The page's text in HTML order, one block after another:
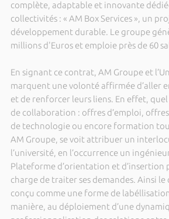
complète, adaptable et innovante
collectivités : « AM Box Services », un
développement durable. Le groupe
millions d'Euros et emploie près de 60
En signant ce contrat, AM Groupe et
marquent une volonté affirmée d’aller
et de renforcer leurs liens. En effet,
de collaboration : offres d’emploi,
de technologie ou encore formation
AM Groupe, se voit attribuer un
l’université, en l’occurrence un
Plateforme d’orientation et d’insertion
charge de traiter ses demandes. Ainsi
conçu comme une forme de
manière, au déploiement d’une